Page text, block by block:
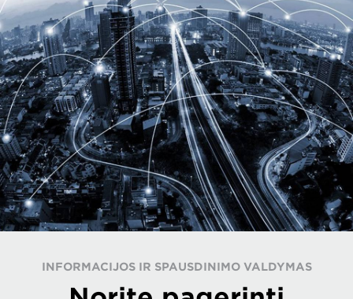
INFORMACIJOS IR SPAUSDINIMO VALDYMAS